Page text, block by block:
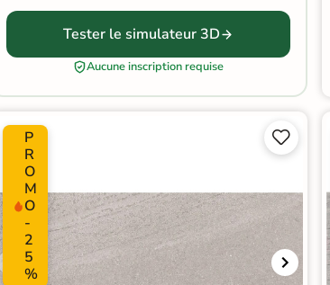
Tester le simulateur 3D
Aucune inscription requise
P
R
O
M
O
-
2
5
%

